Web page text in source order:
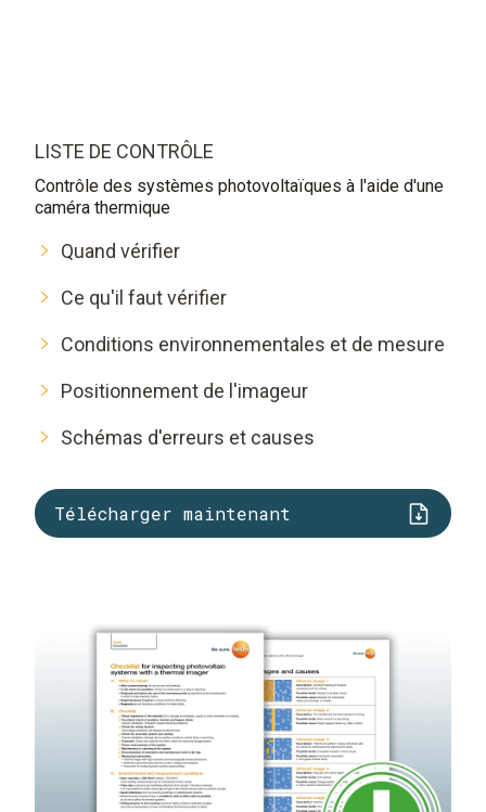
LISTE DE CONTRÔLE
Contrôle des systèmes photovoltaïques à l'aide d'une
caméra thermique
Quand vérifier
Ce qu'il faut vérifier
Conditions environnementales et de mesure
Positionnement de l'imageur
Schémas d'erreurs et causes
Télécharger maintenant